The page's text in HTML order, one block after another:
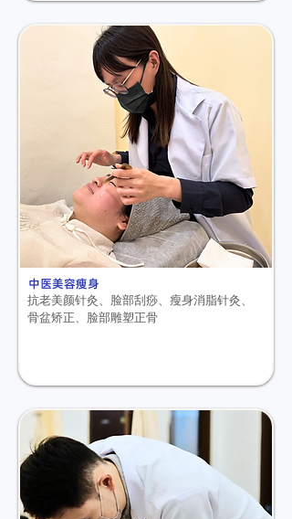
中医美容瘦身
抗老美颜针灸、 脸部刮痧、 瘦身消脂针灸、
骨盆矫正、 脸部雕塑正骨